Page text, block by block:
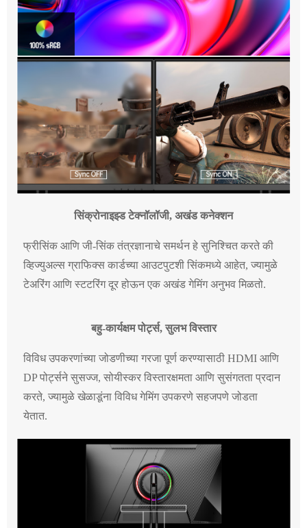
सिंक्रोनाइझ्ड टेक्नॉलॉजी, अखंड कनेक्शन
फ्रीसिंक आणि जी-सिंक तंत्रज्ञानाचे समर्थन हे सुनिश्चित करते की
व्हिज्युअल्स ग्राफिक्स कार्डच्या आउटपुटशी सिंकमध्ये आहेत, ज्यामुळे
टेअरिंग आणि स्टटरिंग दूर होऊन एक अखंड गेमिंग अनुभव मिळतो.
बहु-कार्यक्षम पोर्ट्स, सुलभ विस्तार
विविध उपकरणांच्या जोडणीच्या गरजा पूर्ण करण्यासाठी HDMI आणि
DP पोर्ट्सने सुसज्ज, सोयीस्कर विस्तारक्षमता आणि सुसंगतता प्रदान
करते, ज्यामुळे खेळाडूंना विविध गेमिंग उपकरणे सहजपणे जोडता
येतात.